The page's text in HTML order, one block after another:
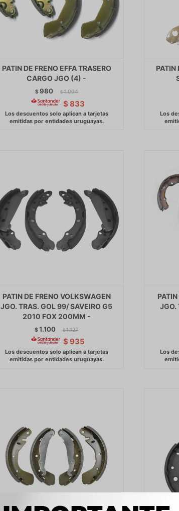
PATIN DE FRENO EFFA TRASERO
CARGO JGO (4) -
$980 $ 1.004
$ 833
PATIN
PATIN DE FRENO VOLKSWAGEN
JGO. TRAS. GOL 99/ SAVEIRO G5
2010 FOX 200MM -
$1.100 $ 1.127
$ 935
JGO.